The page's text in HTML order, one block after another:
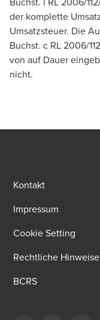
der komplette
Umsatzsteuer. Die
Buchst. c RL 2006/
von auf Dauer
nicht.
Kontakt
Impressum
Cookie Setting
Rechtliche Hinweise
BCRS